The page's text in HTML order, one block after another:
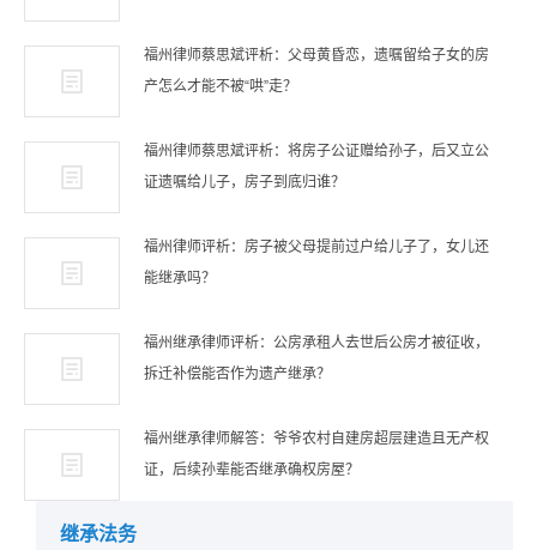
福州律师蔡思斌评析：父母黄昏恋，遗嘱留给子女的房
产怎么才能不被“哄”走？
福州律师蔡思斌评析：将房子公证赠给孙子，后又立公
证遗嘱给儿子，房子到底归谁？
福州律师评析：房子被父母提前过户给儿子了，女儿还
能继承吗？
福州继承律师评析：公房承租人去世后公房才被征收，
拆迁补偿能否作为遗产继承？
福州继承律师解答：爷爷农村自建房超层建造且无产权
证，后续孙辈能否继承确权房屋？
继承法务